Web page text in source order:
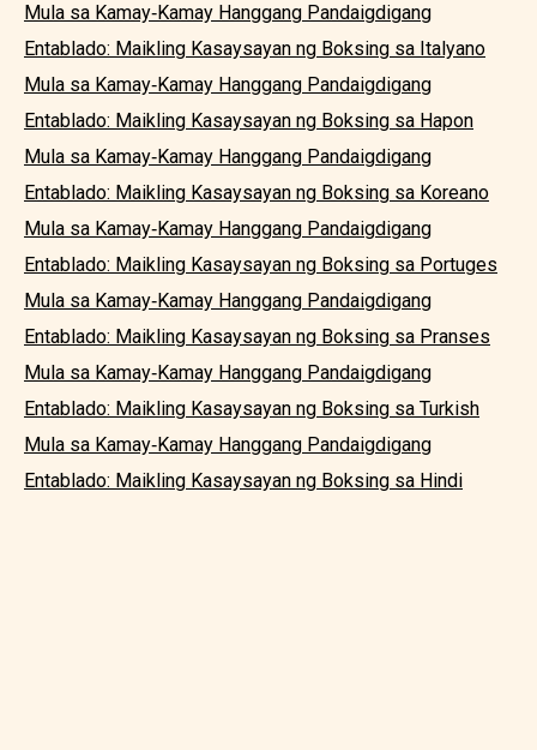
Mula sa Kamay‑Kamay Hanggang Pandaigdigang
Entablado: Maikling Kasaysayan ng Boksing sa Italyano
Mula sa Kamay‑Kamay Hanggang Pandaigdigang
Entablado: Maikling Kasaysayan ng Boksing sa Hapon
Mula sa Kamay‑Kamay Hanggang Pandaigdigang
Entablado: Maikling Kasaysayan ng Boksing sa Koreano
Mula sa Kamay‑Kamay Hanggang Pandaigdigang
Entablado: Maikling Kasaysayan ng Boksing sa Portuges
Mula sa Kamay‑Kamay Hanggang Pandaigdigang
Entablado: Maikling Kasaysayan ng Boksing sa Pranses
Mula sa Kamay‑Kamay Hanggang Pandaigdigang
Entablado: Maikling Kasaysayan ng Boksing sa Turkish
Mula sa Kamay‑Kamay Hanggang Pandaigdigang
Entablado: Maikling Kasaysayan ng Boksing sa Hindi